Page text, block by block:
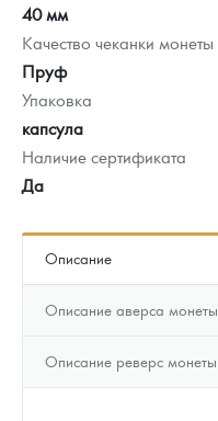
40 мм
Качество чеканки монеты
Пруф
Упаковка
капсула
Наличие сертификата
Да
Описание
Описание аверса монеты
Описание реверс монеты